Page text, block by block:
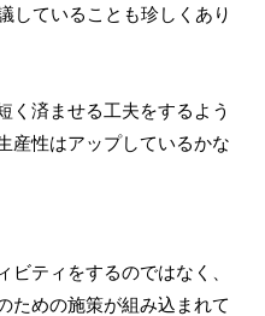
していることも珍しくあり
く済ませる工夫をするよう
産性はアップしているかな
ティをするのではなく、
ための施策が組み込まれて